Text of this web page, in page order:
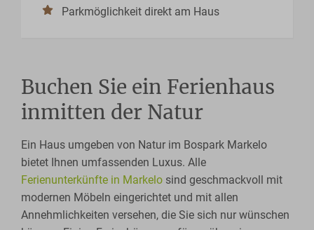
Parkmöglichkeit direkt am Haus
Buchen Sie ein Ferienhaus
inmitten der Natur
Ein Haus umgeben von Natur im Bospark Markelo
bietet Ihnen umfassenden Luxus. Alle
Ferienunterkünfte in Markelo sind geschmackvoll mit
modernen Möbeln eingerichtet und mit allen
Annehmlichkeiten versehen, die Sie sich nur wünschen